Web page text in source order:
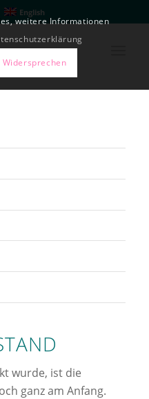
English
wurde, ist die
ganz am Anfang.
weitere Informationen
Widersprechen